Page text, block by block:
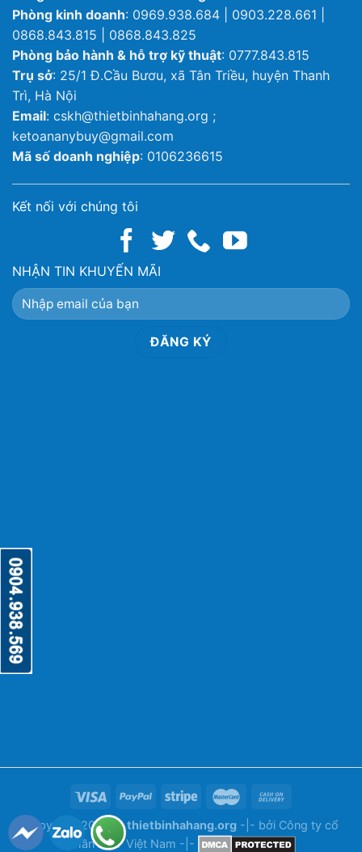
Phòng kinh doanh: 0969.938.684 | 0903.228.661 |
0868.843.815 | 0868.843.825
Phòng bảo hành & hỗ trợ kỹ thuật: 0777.843.815
Trụ sở: 25/1 Đ.Cầu Bươu, xã Tân Triều, huyện Thanh
Trì, Hà Nội
Email: cskh@thietbinhahang.org ;
ketoananybuy@gmail.com
Mã số doanh nghiệp: 0106236615
Kết nối với chúng tôi
NHẬN TIN KHUYẾN MÃI
Copyright 2026 ©thietbinhahang.org -|- bởi Công ty cổ
phần ANY Việt Nam -|-